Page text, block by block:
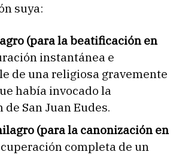
suya:
(para la beatificación en
instantánea e
de una religiosa gravemente
había invocado la
San Juan Eudes.
(para la canonización en
completa de un